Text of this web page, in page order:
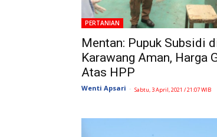
PERTANIAN
Mentan: Pupuk Subsidi
Karawang Aman, Harga
Atas HPP
Wenti Apsari - Sabtu, 3 April, 2021 / 21:07 WIB